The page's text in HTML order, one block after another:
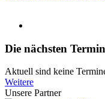
Die nächsten
Aktuell sind keine
Weitere
Unsere Partner